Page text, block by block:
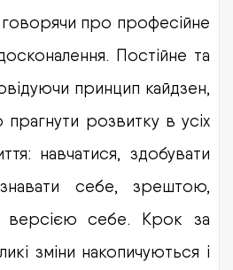
про професійне
Постійне та
принцип кайдзен,
прагнути розвитку в усіх
навчатися, здобувати
себе, зрештою,
версією себе. Крок за
зміни накопичуються і